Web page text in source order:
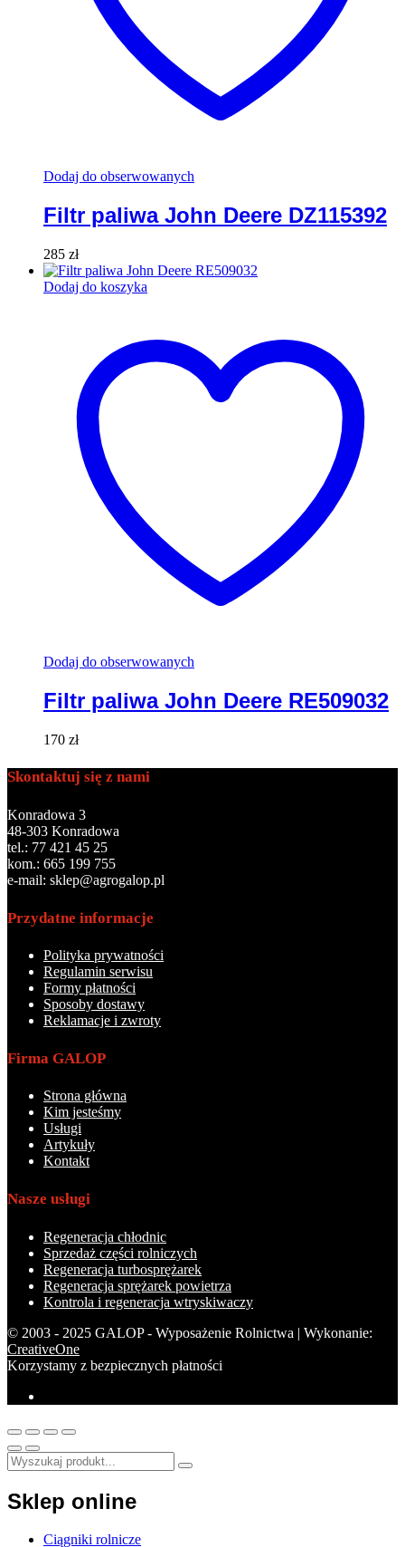
Dodaj do obserwowanych
Filtr paliwa John Deere DZ115392
285 zł
Dodaj do koszyka
Dodaj do obserwowanych
Filtr paliwa John Deere RE509032
170 zł
Skontaktuj się z nami
Konradowa 3
48-303 Konradowa
tel.: 77 421 45 25
kom.: 665 199 755
e-mail: sklep@agrogalop.pl
Przydatne informacje
Polityka prywatności
Regulamin serwisu
Formy płatności
Sposoby dostawy
Reklamacje i zwroty
Firma GALOP
Strona główna
Kim jesteśmy
Usługi
Artykuły
Kontakt
Nasze usługi
Regeneracja chłodnic
Sprzedaż części rolniczych
Regeneracja turbosprężarek
Regeneracja sprężarek powietrza
Kontrola i regeneracja wtryskiwaczy
© 2003 - 2025 GALOP - Wyposażenie Rolnictwa | Wykonanie:
CreativeOne
Korzystamy z bezpiecznych płatności
Sklep online
Ciągniki rolnicze